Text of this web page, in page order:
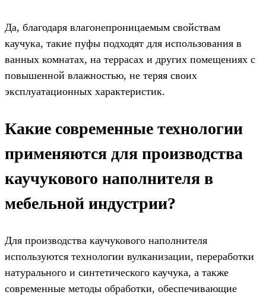
Да, благодаря влагонепроницаемым свойствам
каучука, такие пуфы подходят для использования в
ванных комнатах, на террасах и других помещениях с
повышенной влажностью, не теряя своих
эксплуатационных характеристик.
Какие современные технологии
применяются для производства
каучукового наполнителя в
мебельной индустрии?
Для производства каучукового наполнителя
используются технологии вулканизации, переработки
натурального и синтетического каучука, а также
современные методы обработки, обеспечивающие